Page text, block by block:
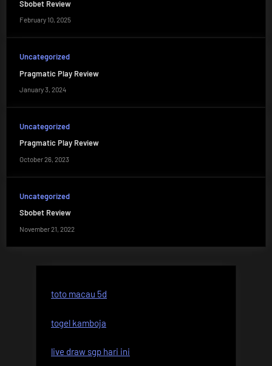
Sbobet Review
February 10, 2025
Uncategorized
Pragmatic Play Review
January 3, 2024
Uncategorized
Pragmatic Play Review
October 26, 2023
Uncategorized
Sbobet Review
November 21, 2022
toto macau 5d
togel kamboja
live draw sgp hari ini